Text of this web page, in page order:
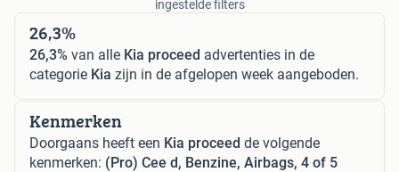
ingestelde filters
26,3%
26,3% van alle Kia proceed advertenties in de
categorie Kia zijn in de afgelopen week aangeboden.
Kenmerken
Doorgaans heeft een Kia proceed de volgende
kenmerken: (Pro) Cee d, Benzine, Airbags, 4 of 5